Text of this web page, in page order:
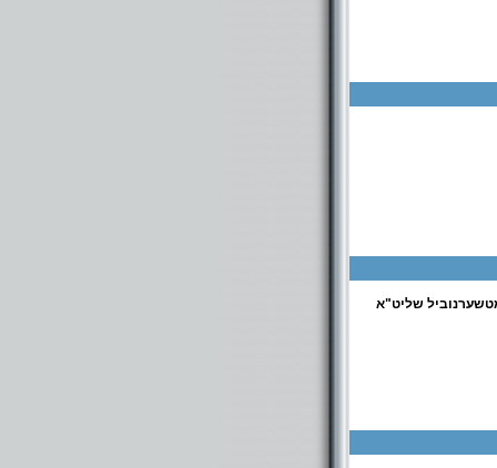
שליט"א
ראב"ד 10, חבקוק 29-31 בני ברק ישיבה גדולה באלעד: הלל 16 072-2230175 כולל אברכים באלעד